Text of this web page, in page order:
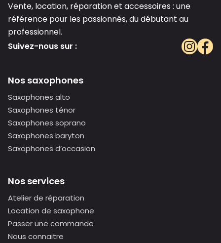
Vente, location, réparation et accessoires : une
référence pour les passionnés, du débutant au
professionnel.
Suivez-nous sur :
Nos saxophones
Saxophones alto
Saxophones ténor
Saxophones soprano
Saxophones baryton
Saxophones d’occasion
Nos services
Atelier de réparation
Location de saxophone
Passer une commande
Nous connaitre